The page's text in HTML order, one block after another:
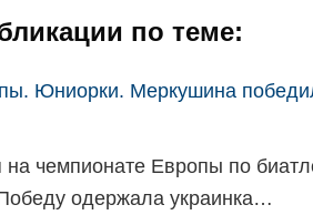
по теме:
Юниорки. Меркушина
чемпионате Европы по
одержала украинка…